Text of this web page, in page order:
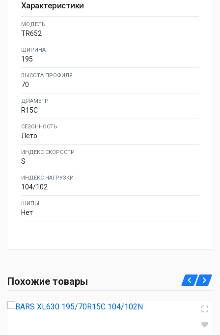
Характеристики
МОДЕЛЬ
TR652
ШИРИНА
195
ВЫСОТА ПРОФИЛЯ
70
ДИАМЕТР
R15C
СЕЗОННОСТЬ
Лето
ИНДЕКС СКОРОСТИ
S
ИНДЕКС НАГРУЗКИ
104/102
ШИПЫ
Нет
Похожие товары